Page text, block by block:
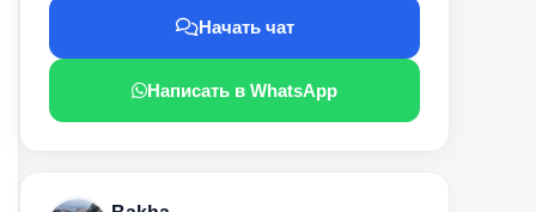
Начать чат
Написать в WhatsApp